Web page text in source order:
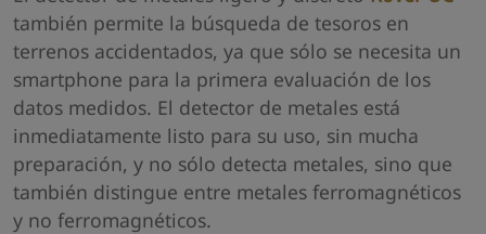
también permite la búsqueda de tesoros en
terrenos accidentados, ya que sólo se necesita un
smartphone para la primera evaluación de los
datos medidos. El detector de metales está
inmediatamente listo para su uso, sin mucha
preparación, y no sólo detecta metales, sino que
también distingue entre metales ferromagnéticos
y no ferromagnéticos.